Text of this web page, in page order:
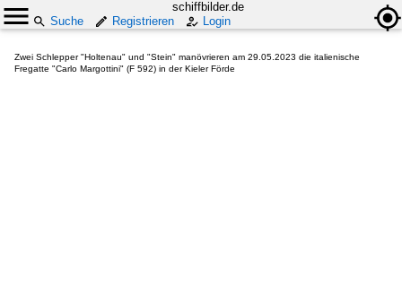
schiffbilder.de
Suche
Registrieren Login
Zwei Schlepper "Holtenau" und "Stein" manövrieren am 29.05.2023 die italienische
Fregatte "Carlo Margottini" (F 592) in der Kieler Förde